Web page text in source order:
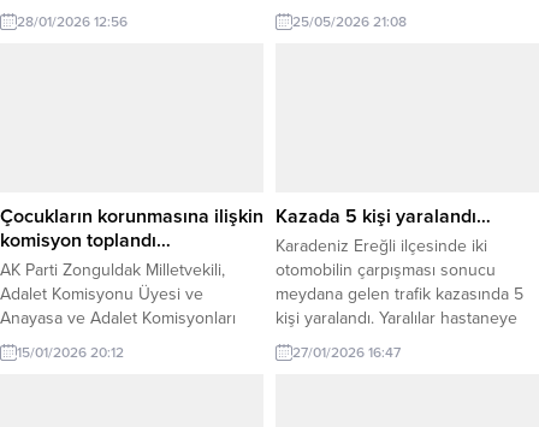
bakıldığında tribün sadece bir
uğultu, bazen de yükselen bir öfke
28/01/2026 12:56
Kdz Ereğli Spor (KES) Başkan Vekili
Can Yaman sezon sonu
25/05/2026 21:08
Çocukların korunmasına ilişkin
komisyon toplandı…
AK Parti Zonguldak Milletvekili,
Adalet Komisyonu Üyesi ve
Anayasa ve Adalet Komisyonları
üyelerinden kurulu Karma
Komisyon Üyesi Saffet Bozkurt,
15/01/2026 20:12
Kazada 5 kişi yaralandı…
Karadeniz Ereğli ilçesinde iki
otomobilin çarpışması sonucu
meydana gelen trafik kazasında 5
kişi yaralandı. Yaralılar hastaneye
kaldırıldı. Kaza sabah saat 07.30
sularında Alaplı Ereğli Karayolu
27/01/2026 16:47